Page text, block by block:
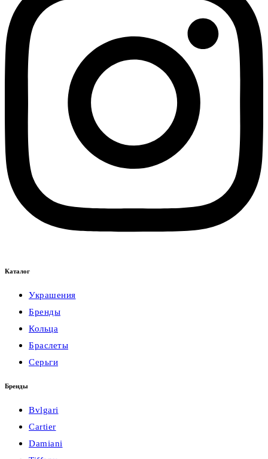
Каталог
Украшения
Бренды
Кольца
Браслеты
Серьги
Бренды
Bvlgari
Cartier
Damiani